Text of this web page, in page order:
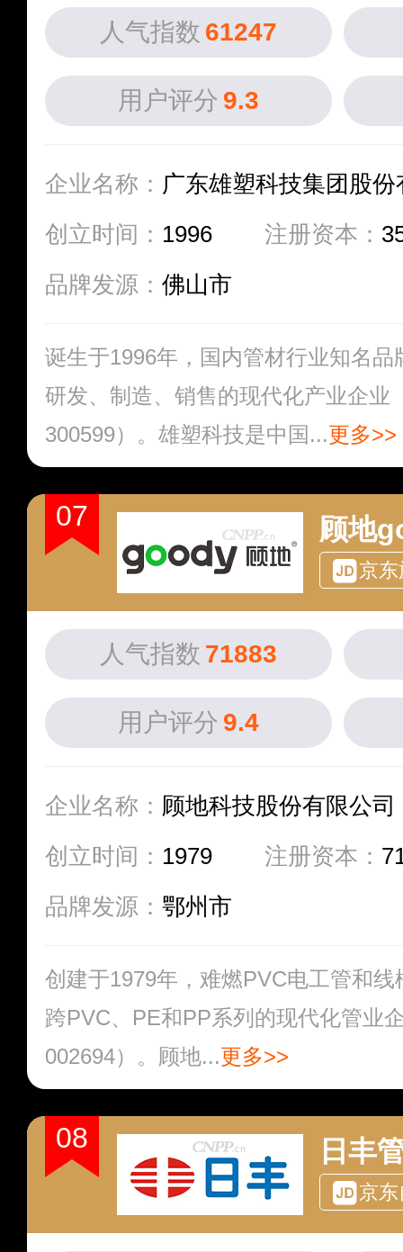
人气指数 61247
用户评分 9.3
企业名称： 广东雄塑科技集团股
创立时间： 1996 注册资本：
品牌发源： 佛山市
诞生于1996年，国内管材行业知名
研发、制造、销售的现代化产业企业
300599）。雄塑科技是中国...更多>>
07 顾地
京
人气指数 71883
用户评分 9.4
企业名称： 顾地科技股份有限公司
创立时间： 1979 注册资本：
品牌发源： 鄂州市
创建于1979年，难燃PVC电工管和
跨PVC、PE和PP系列的现代化管业
002694）。顾地...更多>>
08 日丰
京